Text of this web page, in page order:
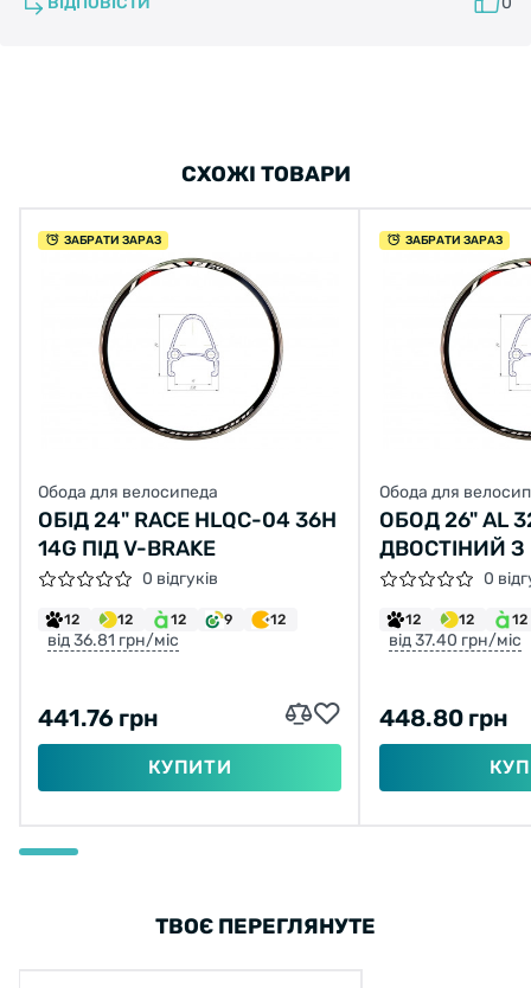
СХОЖІ ТОВАРИ
ЗАБРАТИ ЗАРАЗ
Обода для велосипеда
ОБІД 24" RACE HLQC-04 36H
14G ПІД V-BRAKE
0 відгуків
12 12 12 9 12
від 36.81 грн/міс
441.76 грн
КУПИТИ
ЗАБРАТИ ЗАРАЗ
Обода для
ОБОД 26" AL
ДВОСТІНИЙ
HLQC-04 ПІД
0
12 12 12
від 37.40 грн/міс
448.80 грн
ТВОЄ ПЕРЕГЛЯНУТЕ